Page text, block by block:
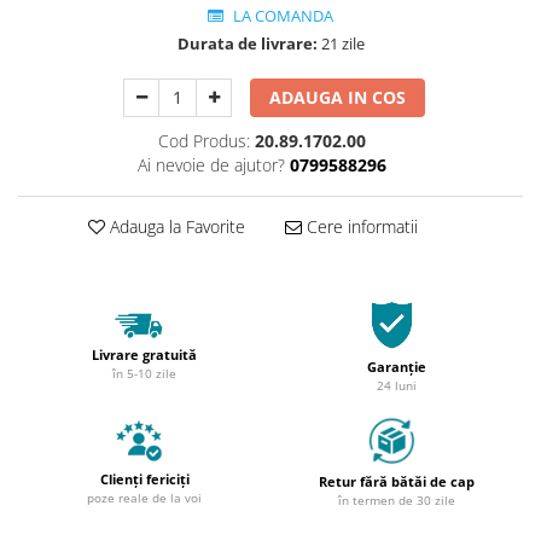
LA COMANDA
Durata de livrare: 21 zile
ADAUGA IN COS
Cod Produs: 20.89.1702.00
Ai nevoie de ajutor? 0799588296
Adauga la Favorite Cere informatii
Livrare gratuită
în 5-10 zile Garanție
24 luni
Clienți fericiți
poze reale de la voi
Retur fără bătăi de cap
în termen de 30 zile